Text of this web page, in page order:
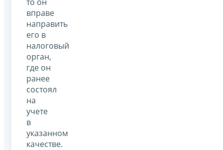
вправе
направить
его в
налоговый
орган,
где он
ранее
состоял
на
учете
в
указанном
качестве.